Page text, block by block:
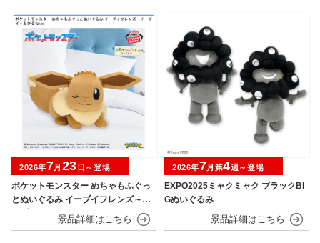
ポケットモンスター めちゃもふぐっ
とぬいぐるみ イーブイフレンズ～イ
ーブイ～おひるねver.
2026年7月 23 日～登場
EXPO2025ミャクミャク ブラックBI
Gぬいぐるみ
2026年7月第4週～登場